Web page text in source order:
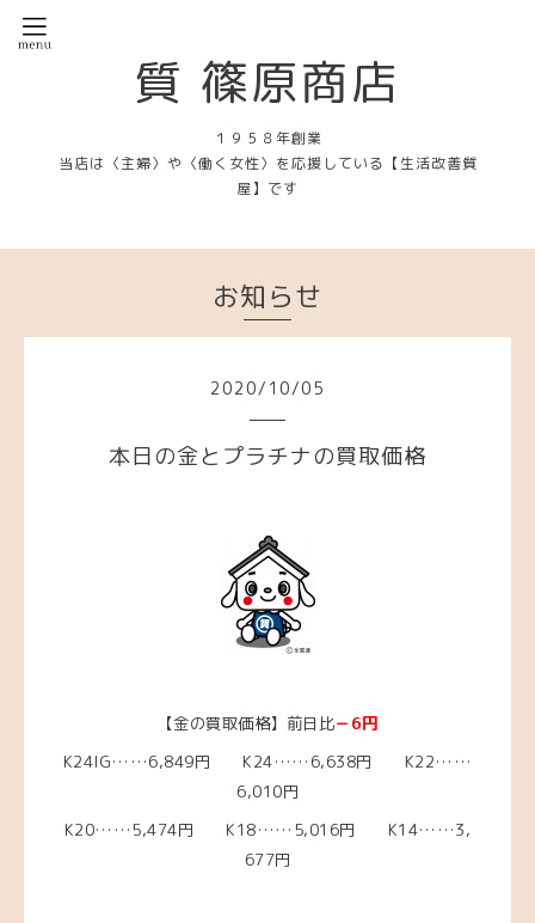
質 篠原商店
１９５８年創業
当店は〈主婦〉や〈働く女性〉を応援している【生活改善質
屋】です
お知らせ
2020/ 10/05
本日の金とプラチナの買取価格
【金の買取価格】前日比－6円
K24IG……6,849円 K24……6,638円 K22……
6,010円
K20……5,474円 K18……5,016円 K14……3,
677円